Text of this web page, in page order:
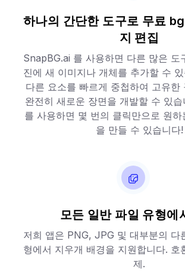
하나의 간단한 도구로 무료
지 편집
SnapBG.ai 를 사용하면 다른 많은 도
진에 새 이미지나 개체를 추가할 수
다른 요소를 빠르게 중첩하여 고유한
완전히 새로운 장면을 개발할 수 있
를 사용하면 몇 번의 클릭만으로 원
을 만들 수 있습니다!
모든 일반 파일 유형에
저희 앱은 PNG, JPG 및 대부분의 다
형에서 지우개 배경을 지원합니다. 호
제.